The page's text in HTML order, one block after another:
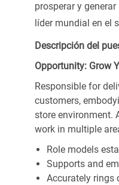
prosperar y
líder mundial en el
Descripción del
Opportunity: Grow
Responsible for
customers,
store environment.
work in multiple
Role models
Supports and
Accurately rings